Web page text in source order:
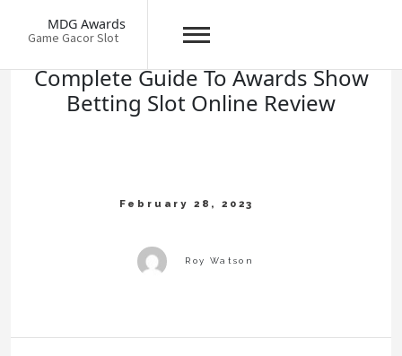
MDG Awards
Game Gacor Slot
Complete Guide To Awards Show
Betting Slot Online Review